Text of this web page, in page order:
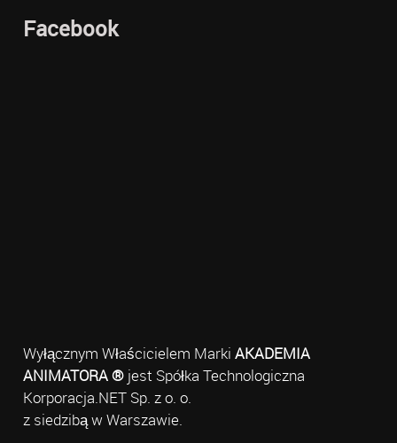
Facebook
Wyłącznym Właścicielem Marki AKADEMIA
ANIMATORA ®jest Spółka Technologiczna
Korporacja.NET Sp. z o. o.
z siedzibą w Warszawie.